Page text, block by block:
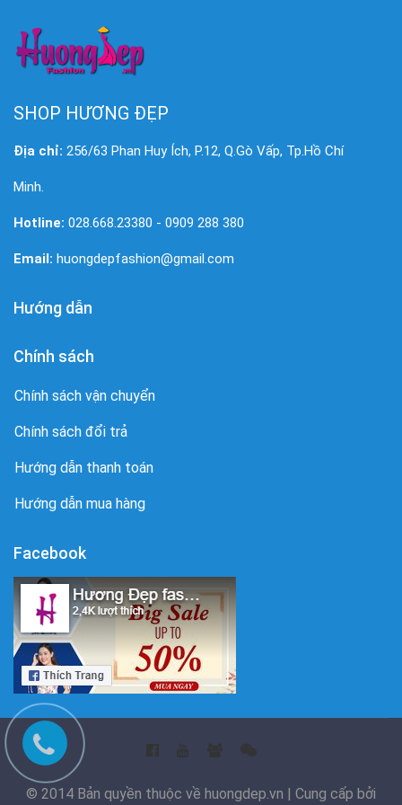
SHOP HƯƠNG ĐẸP
Địa chỉ: 256/63 Phan Huy Ích, P.12, Q.Gò Vấp, Tp.Hồ Chí
Minh.
Hotline: 028.668.23380 - 0909 288 380
Email: huongdepfashion@gmail.com
Hướng dẫn
Chính sách
Chính sách vận chuyển
Chính sách đổi trả
Hướng dẫn thanh toán
Hướng dẫn mua hàng
Facebook
© 2014 Bản quyền thuộc về huongdep.vn | Cung cấp bởi